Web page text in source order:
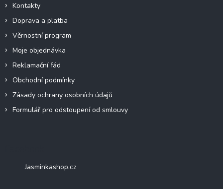
Kontakty
Doprava a platba
Věrnostní program
Moje objednávka
Reklamační řád
Obchodní podmínky
Zásady ochrany osobních údajů
Formulář pro odstoupení od smlouvy
Jasminkashop.cz